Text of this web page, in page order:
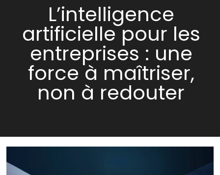
L’intelligence
artificielle pour les
entreprises : une
force à maîtriser,
non à redouter